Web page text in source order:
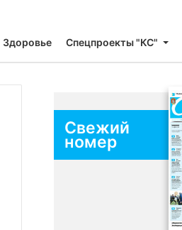
Здоровье Спецпроекты "КС"
Свежий
номер